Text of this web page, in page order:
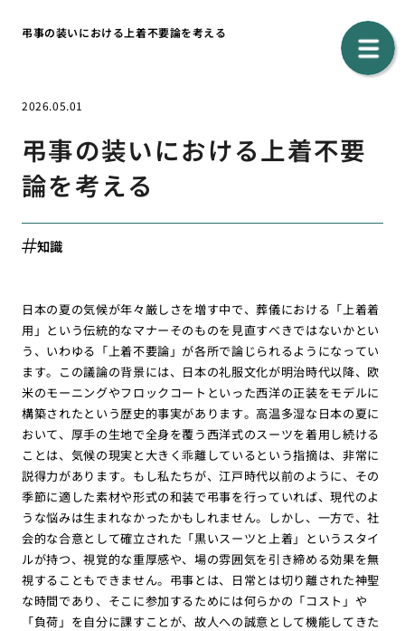
弔事の装いにおける上着不要論を考える
2026.05.01
弔事の装いにおける上着不要
論を考える
知識
日本の夏の気候が年々厳しさを増す中で、葬儀における「上着着
用」という伝統的なマナーそのものを見直すべきではないかとい
う、いわゆる「上着不要論」が各所で論じられるようになってい
ます。この議論の背景には、日本の礼服文化が明治時代以降、欧
米のモーニングやフロックコートといった西洋の正装をモデルに
構築されたという歴史的事実があります。高温多湿な日本の夏に
おいて、厚手の生地で全身を覆う西洋式のスーツを着用し続ける
ことは、気候の現実と大きく乖離しているという指摘は、非常に
説得力があります。もし私たちが、江戸時代以前のように、その
季節に適した素材や形式の和装で弔事を行っていれば、現代のよ
うな悩みは生まれなかったかもしれません。しかし、一方で、社
会的な合意として確立された「黒いスーツと上着」というスタイ
ルが持つ、視覚的な重厚感や、場の雰囲気を引き締める効果を無
視することもできません。弔事とは、日常とは切り離された神聖
な時間であり、そこに参加するためには何らかの「コスト」や
「負荷」を自分に課すことが、故人への誠意として機能してきた